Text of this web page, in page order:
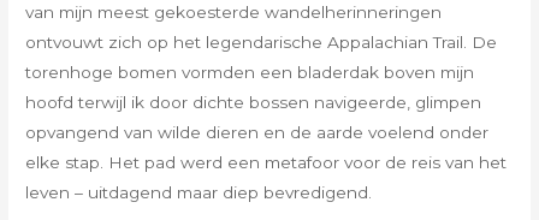
van mijn meest gekoesterde wandelherinneringen
ontvouwt zich op het legendarische Appalachian Trail. De
torenhoge bomen vormden een bladerdak boven mijn
hoofd terwijl ik door dichte bossen navigeerde, glimpen
opvangend van wilde dieren en de aarde voelend onder
elke stap. Het pad werd een metafoor voor de reis van het
leven – uitdagend maar diep bevredigend.